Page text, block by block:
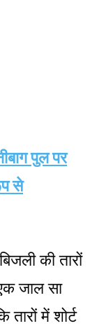
पुल पर
से
की तारों
जाल सा
में शोर्ट